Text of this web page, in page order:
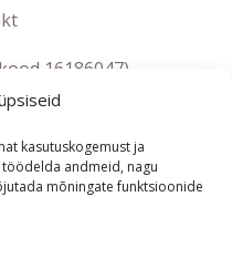
kasutuskogemust ja
andmeid, nagu
mõningate funktsioonide
16186047)